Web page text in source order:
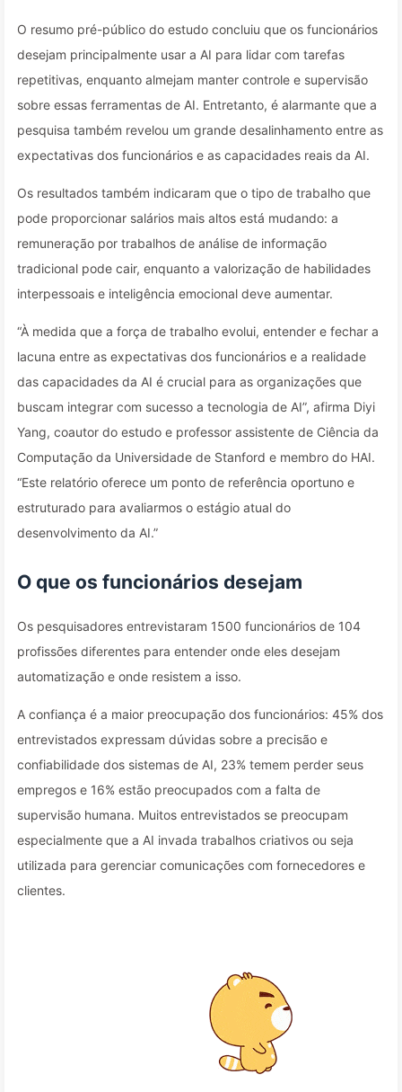
O resumo pré-público do estudo concluiu que os funcionários
desejam principalmente usar a AI para lidar com tarefas
repetitivas, enquanto almejam manter controle e supervisão
sobre essas ferramentas de AI. Entretanto, é alarmante que a
pesquisa também revelou um grande desalinhamento entre as
expectativas dos funcionários e as capacidades reais da AI.
Os resultados também indicaram que o tipo de trabalho que
pode proporcionar salários mais altos está mudando: a
remuneração por trabalhos de análise de informação
tradicional pode cair, enquanto a valorização de habilidades
interpessoais e inteligência emocional deve aumentar.
“À medida que a força de trabalho evolui, entender e fechar a
lacuna entre as expectativas dos funcionários e a realidade
das capacidades da AI é crucial para as organizações que
buscam integrar com sucesso a tecnologia de AI”, afirma Diyi
Yang, coautor do estudo e professor assistente de Ciência da
Computação da Universidade de Stanford e membro do HAI.
“Este relatório oferece um ponto de referência oportuno e
estruturado para avaliarmos o estágio atual do
desenvolvimento da AI.”
O que os funcionários desejam
Os pesquisadores entrevistaram 1500 funcionários de 104
profissões diferentes para entender onde eles desejam
automatização e onde resistem a isso.
A confiança é a maior preocupação dos funcionários: 45% dos
entrevistados expressam dúvidas sobre a precisão e
confiabilidade dos sistemas de AI, 23% temem perder seus
empregos e 16% estão preocupados com a falta de
supervisão humana. Muitos entrevistados se preocupam
especialmente que a AI invada trabalhos criativos ou seja
utilizada para gerenciar comunicações com fornecedores e
clientes.